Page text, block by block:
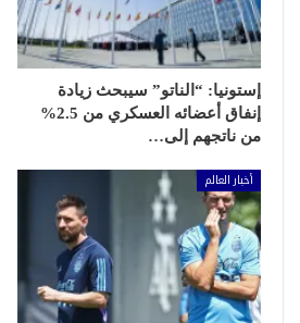
إستونيا: “الناتو” سيبحث زيادة
إنفاق أعضائه العسكري من 2.5%
من ناتجهم إلى…
أخبار العالم